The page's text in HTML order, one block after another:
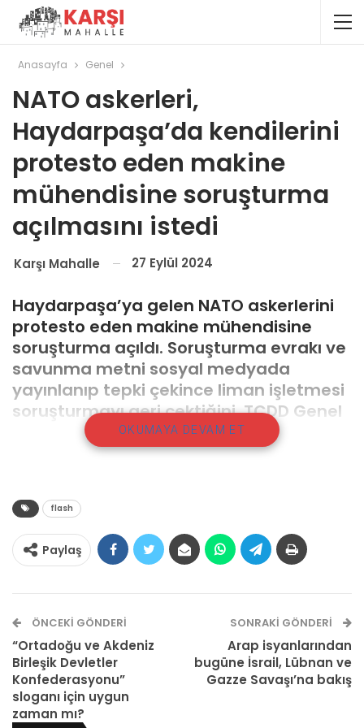
Anasayfa Genel
NATO askerleri,
Haydarpaşa’da kendilerini
protesto eden makine
mühendisine soruşturma
açılmasını istedi
Karşı Mahalle 27 Eylül 2024
Haydarpaşa’ya gelen NATO askerlerini
protesto eden makine mühendisine
soruşturma açıldı. Soruşturma evrakı ve
savunma metni sosyal medyada
yayınlanıp tepki çekince liman işletmesi
soruşturmayı geri çektiğini, TCDD Genel
Müdürlüğü ise soruşturmanın ‘teknik
anlamda’ hiç açılmadığını söyledi.
TCDD’ye bağlı İstanbul Haydarpaşa Limanı’nda
makine mühendisi olan Yıldırım Salih İnce, 10
OKUMAYA DEVAM ET
flash
Paylaş
ÖNCEKI GÖNDERI
“Ortadoğu ve Akdeniz
Birleşik Devletler
Konfederasyonu”
sloganı için uygun
zaman mı?
SONRAKI GÖNDERI
Arap isyanlarından
bugüne İsrail, Lübnan ve
Gazze Savaşı’na bakış